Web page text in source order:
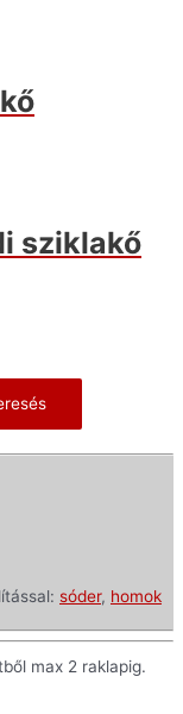
sziklakő
sóder, homok
max 2 raklapig.